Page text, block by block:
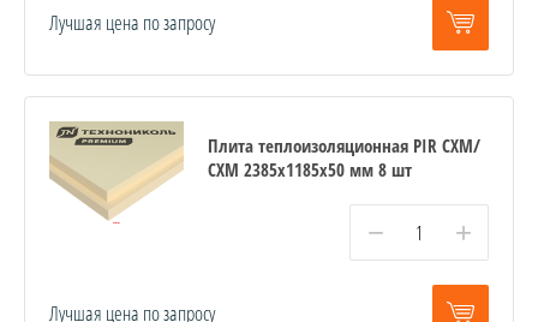
Лучшая цена по запросу
Плита теплоизоляционная PIR СХМ/
СХМ 2385х1185х50 мм 8 шт
− +
Лучшая цена по запросу